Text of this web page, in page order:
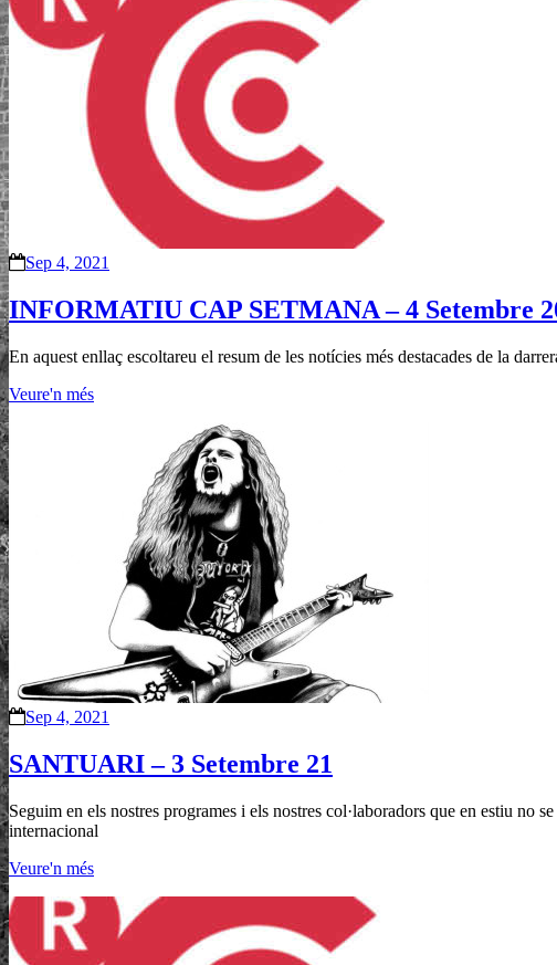
Sep 4, 2021
INFORMATIU CAP SETMANA – 4 Setembre
En aquest enllaç escoltareu el resum de les notícies més destacades de la
Veure'n més
Sep 4, 2021
SANTUARI – 3 Setembre 21
Seguim en els nostres programes i els nostres col·laboradors que en estiu
internacional
Veure'n més